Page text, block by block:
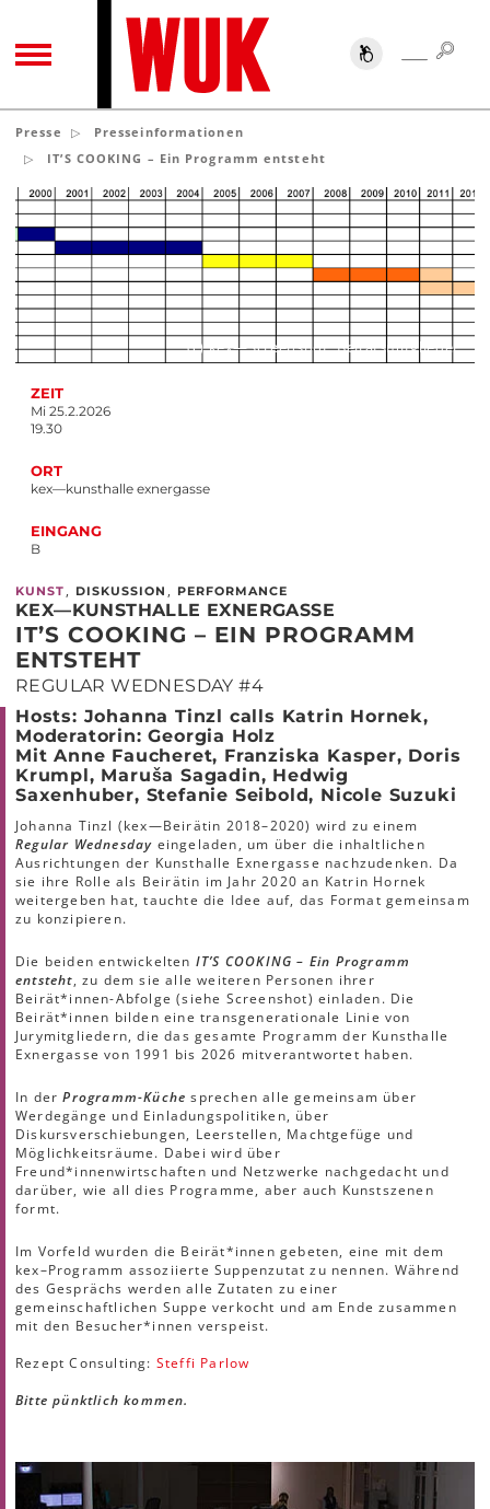
TOGGLE NAVIGATION SUCHE
Presse
Presseinformationen
IT’S COOKING – Ein Programm entsteht
ZEIT
Mi 25.2.2026
19.30
ORT
kex—kunsthalle exnergasse
EINGANG
B
(c) kex—Screenshot, Beiratsmitglieder
KUNST , DISKUSSION , PERFORMANCE
KEX—KUNSTHALLE EXNERGASSE
IT’S COOKING – EIN PROGRAMM
ENTSTEHT
REGULAR WEDNESDAY #4
Hosts: Johanna Tinzl calls Katrin Hornek,
Moderatorin: Georgia Holz
Mit Anne Faucheret, Franziska Kasper, Doris
Krumpl, Maruša Sagadin, Hedwig
Saxenhuber, Stefanie Seibold, Nicole Suzuki
Johanna Tinzl (kex—Beirätin 2018–2020) wird zu einem
Regular Wednesday eingeladen, um über die inhaltlichen
Ausrichtungen der Kunsthalle Exnergasse nachzudenken. Da
sie ihre Rolle als Beirätin im Jahr 2020 an Katrin Hornek
weitergeben hat, tauchte die Idee auf, das Format gemeinsam
zu konzipieren.
Die beiden entwickelten IT’S COOKING – Ein Programm
entsteht, zu dem sie alle weiteren Personen ihrer
Beirät*innen-Abfolge (siehe Screenshot) einladen. Die
Beirät*innen bilden eine transgenerationale Linie von
Jurymitgliedern, die das gesamte Programm der Kunsthalle
Exnergasse von 1991 bis 2026 mitverantwortet haben.
In derProgramm-Küchesprechen alle gemeinsam über
Werdegänge und Einladungspolitiken, über
Diskursverschiebungen, Leerstellen, Machtgefüge und
Möglichkeitsräume. Dabei wird über
Freund*innenwirtschaften und Netzwerke nachgedacht und
darüber, wie all dies Programme, aber auch Kunstszenen
formt.
Im Vorfeld wurden die Beirät*innen gebeten, eine mit dem
kex–Programm assoziierte Suppenzutat zu nennen. Während
des Gesprächs werden alle Zutaten zu einer
gemeinschaftlichen Suppe verkocht und am Ende zusammen
mit den Besucher*innen verspeist.
Rezept Consulting: Steffi Parlow
Bitte pünktlich kommen.